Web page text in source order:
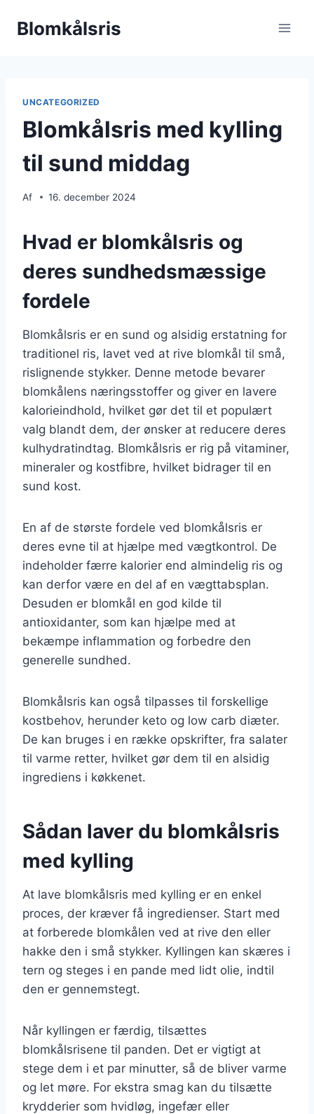
Blomkålsris
UNCATEGORIZED
Blomkålsris med kylling
til sund middag
Af 16. december 2024
Hvad er blomkålsris og
deres sundhedsmæssige
fordele
Blomkålsris er en sund og alsidig erstatning for
traditionel ris, lavet ved at rive blomkål til små,
rislignende stykker. Denne metode bevarer
blomkålens næringsstoffer og giver en lavere
kalorieindhold, hvilket gør det til et populært
valg blandt dem, der ønsker at reducere deres
kulhydratindtag. Blomkålsris er rig på vitaminer,
mineraler og kostfibre, hvilket bidrager til en
sund kost.
En af de største fordele ved blomkålsris er
deres evne til at hjælpe med vægtkontrol. De
indeholder færre kalorier end almindelig ris og
kan derfor være en del af en vægttabsplan.
Desuden er blomkål en god kilde til
antioxidanter, som kan hjælpe med at
bekæmpe inflammation og forbedre den
generelle sundhed.
Blomkålsris kan også tilpasses til forskellige
kostbehov, herunder keto og low carb diæter.
De kan bruges i en række opskrifter, fra salater
til varme retter, hvilket gør dem til en alsidig
ingrediens i køkkenet.
Sådan laver du blomkålsris
med kylling
At lave blomkålsris med kylling er en enkel
proces, der kræver få ingredienser. Start med
at forberede blomkålen ved at rive den eller
hakke den i små stykker. Kyllingen kan skæres i
tern og steges i en pande med lidt olie, indtil
den er gennemstegt.
Når kyllingen er færdig, tilsættes
blomkålsrisene til panden. Det er vigtigt at
stege dem i et par minutter, så de bliver varme
og let møre. For ekstra smag kan du tilsætte
krydderier som hvidløg, ingefær eller